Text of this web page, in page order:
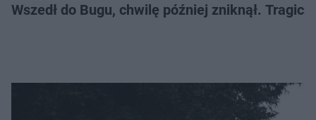
Wszedł do Bugu, chwilę później zniknął.